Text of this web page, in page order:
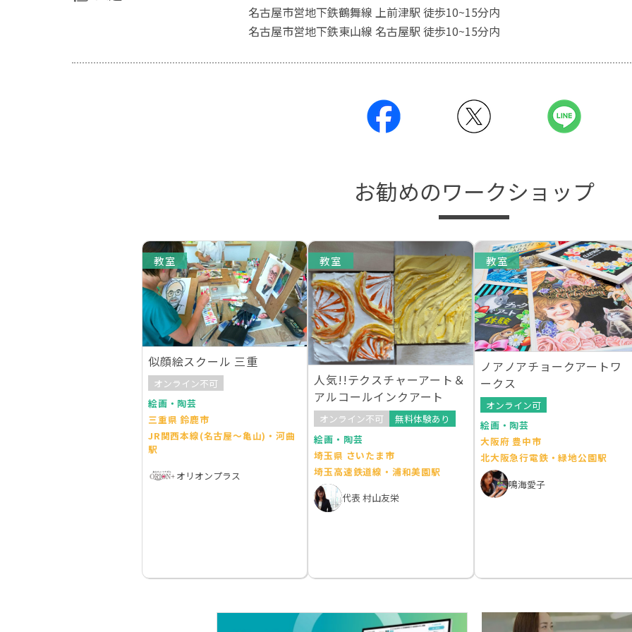
名古屋市営地下鉄鶴舞線 上前津駅 徒歩10~15分内
名古屋市営地下鉄東山線 名古屋駅 徒歩10~15分内
お勧めのワークショップ
教室
似顔絵スクール 三重
オンライン不可
絵画・陶芸
三重県 鈴鹿市
JR関西本線(名古屋～亀山)・河曲
駅
オリオンプラス
教室
人気!!テクスチャーアート＆
アルコールインクアート
オンライン不可
無料体験あり
絵画・陶芸
埼玉県 さいたま市
埼玉高速鉄道線・浦和美園駅
代表 村山友栄
教室
ノアノアチョークアートワ
ークス
オンライン可
絵画・陶芸
大阪府 豊中市
北大阪急行電鉄・緑地公園駅
鳴海愛子